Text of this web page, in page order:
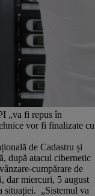
„va fi repus în
vor fi finalizate cu
de Cadastru și
după atacul cibernetic
cumpărare de
dar miercuri, 5 august
situației. „Sistemul va